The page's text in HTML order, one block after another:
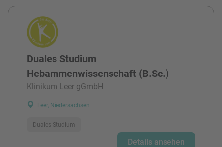
Duales Studium
Hebammenwissenschaft (B.Sc.)
Klinikum Leer gGmbH
Leer, Niedersachsen
Duales Studium
Details ansehen